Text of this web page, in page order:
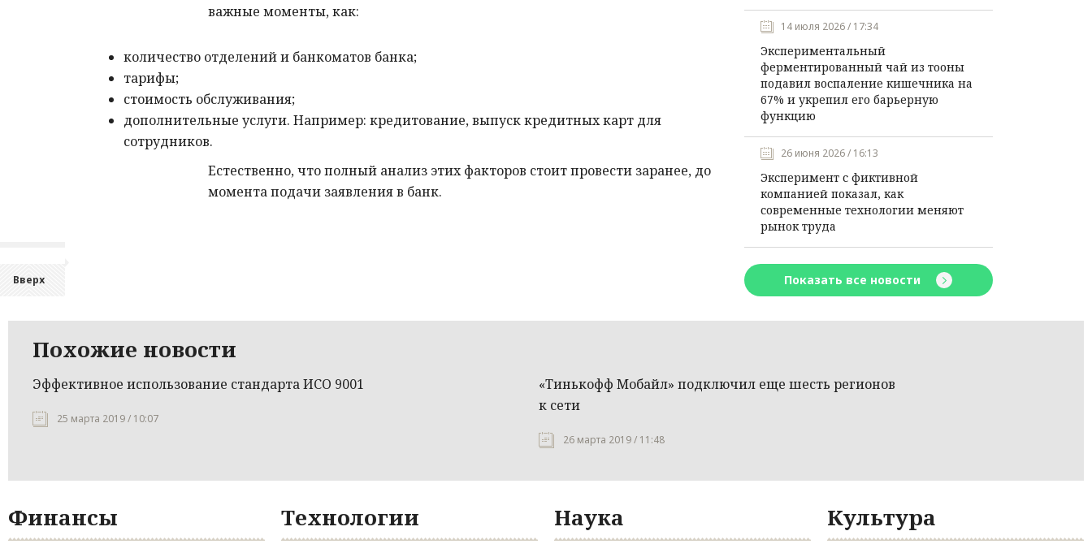
Вверх
важные моменты, как:
количество отделений и банкоматов банка;
тарифы;
стоимость обслуживания;
дополнительные услуги. Например: кредитование, выпуск кредитных карт для
сотрудников.
Естественно, что полный анализ этих факторов стоит провести заранее, до
момента подачи заявления в банк.
14 июля 2026 / 17:34
Экспериментальный
ферментированный чай из тооны
подавил воспаление кишечника на
67% и укрепил его барьерную
функцию
26 июня 2026 / 16:13
Эксперимент с фиктивной
компанией показал, как
современные технологии меняют
рынок труда
Показать все новости
Похожие новости
Эффективное использование стандарта ИСО 9001
25 марта 2019 / 10:07
«Тинькофф Мобайл» подключил еще шесть регионов
к сети
26 марта 2019 / 11:48
Финансы Технологии Наука Культура